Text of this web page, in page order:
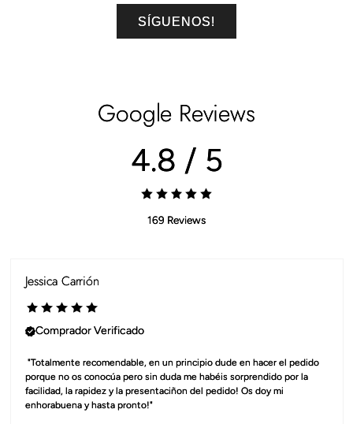
SÍGUENOS!
Google Reviews
4.8 / 5
169 Reviews
Jessica Carrión
Comprador Verificado
"Totalmente recomendable, en un principio dude en hacer el pedido
porque no os conocúa pero sin duda me habéis sorprendido por la
facilidad, la rapidez y la presentaciñon del pedido! Os doy mi
enhorabuena y hasta pronto!"